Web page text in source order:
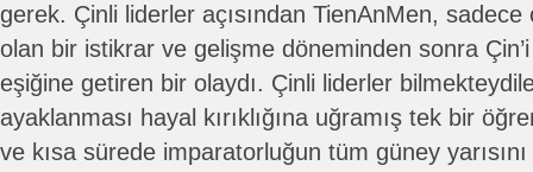
gerek. Çinli liderler açısından TienAnMen,
olan bir istikrar ve gelişme döneminden sonra
eşiğine getiren bir olaydı. Çinli liderler
ayaklanması hayal kırıklığına uğramış tek bir
ve kısa sürede imparatorluğun tüm güney